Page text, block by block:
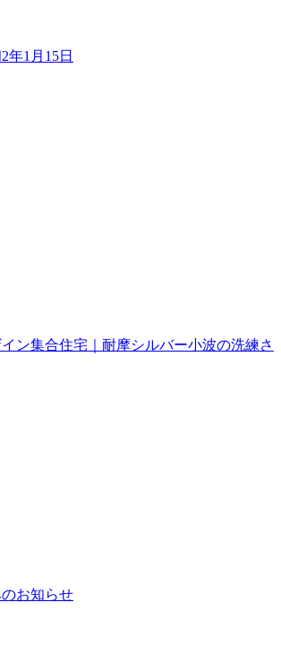
1月15日
ン集合住宅｜耐摩シルバー小波の洗練さ
お知らせ